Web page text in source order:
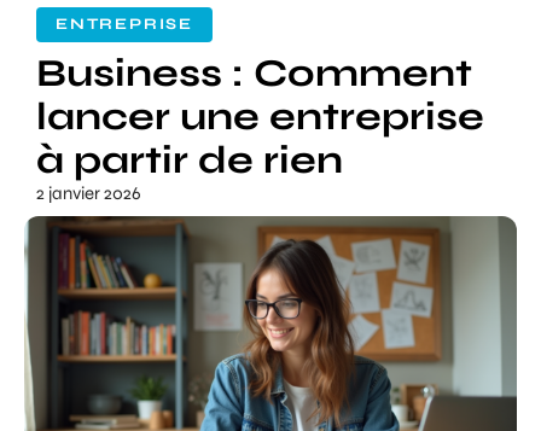
ENTREPRISE
Business : Comment
lancer une entreprise
à partir de rien
2 janvier 2026